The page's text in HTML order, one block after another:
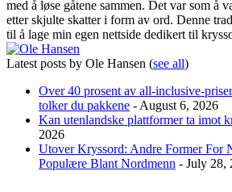
med å løse gåtene sammen. Det var som å
etter skjulte skatter i form av ord. Denne
til å lage min egen nettside dedikert til
Latest posts by Ole Hansen (see all)
Over 40 prosent av all-inclusive-
tolker du pakkene - August 6, 2026
Kan utenlandske plattformer ta imot
2026
Utover Kryssord: Andre Former For
Populære Blant Nordmenn - July 28,